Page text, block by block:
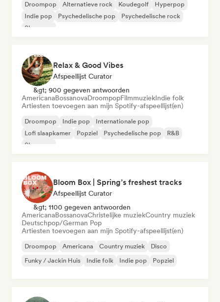
Droompop Alternatieve rock Koudegolf
Hyperpop
Indie pop
Psychedelische pop
Psychedelische rock
Shoegaze
Relax & Good Vibes
Afspeellijst Curator
&gt; 900 gegeven antwoorden
AmericanaBossanovaDroompopFilmmuziekIndie folk
Artiesten toevoegen aan mijn Spotify-afspeellijst(en)
Droompop Indie pop
Internationale pop
Lofi slaapkamer
Popziel Psychedelische pop
R&B
Shoegaze
Bloom Box | Spring’s freshest tracks
Afspeellijst Curator
&gt; 1100 gegeven antwoorden
AmericanaBossanovaChristelijke muziekCountry muziek
Deutschpop/German Pop
Artiesten toevoegen aan mijn Spotify-afspeellijst(en)
Droompop Americana Country muziek
Disco
Funky / Jackin Huis
Indie folk Indie pop Popziel